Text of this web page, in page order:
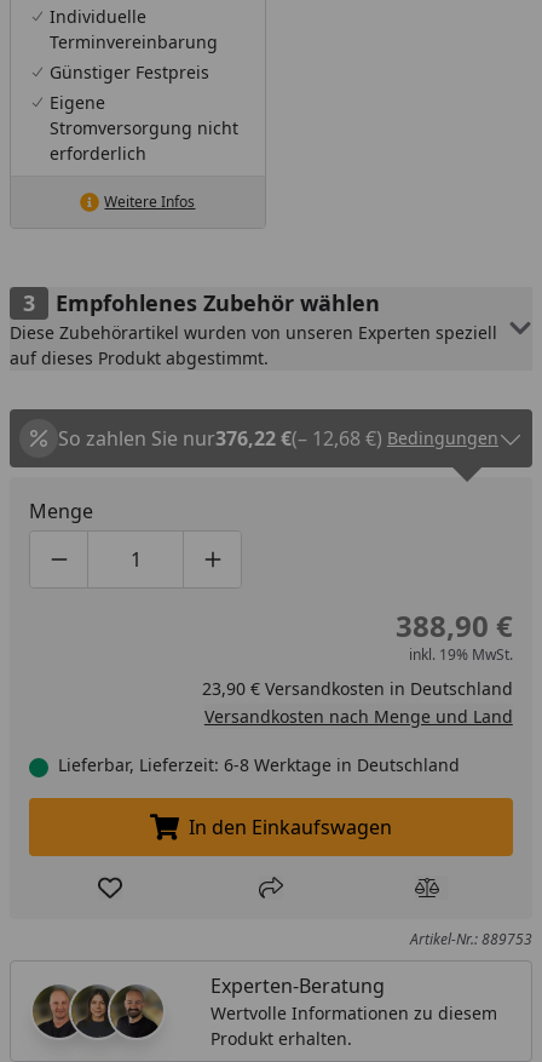
Individuelle
Terminvereinbarung
Günstiger Festpreis
Eigene
Stromversorgung nicht
erforderlich
Weitere Infos
Empfohlenes Zubehör wählen
Diese Zubehörartikel wurden von unseren Experten speziell
auf dieses Produkt abgestimmt.
So zahlen Sie nur376,22 €(– 12,68 €) Bedingungen
Menge
Produktmenge um eins verringern
Produktmenge manuell eingeben
Produktmenge um eins erhöhen
388,90 €
inkl. 19% MwSt.
23,90 € Versandkosten in Deutschland
Versandkosten nach Menge und Land
Lieferbar, Lieferzeit: 6-8 Werktage in Deutschland
In den Einkaufswagen legen
In den Einkaufswagen
Produkt zur Wunschliste hinzufügen
Teilen Produkt
Artikel-Nr.: 889753
Experten-Beratung
Wertvolle Informationen zu diesem
Produkt erhalten.